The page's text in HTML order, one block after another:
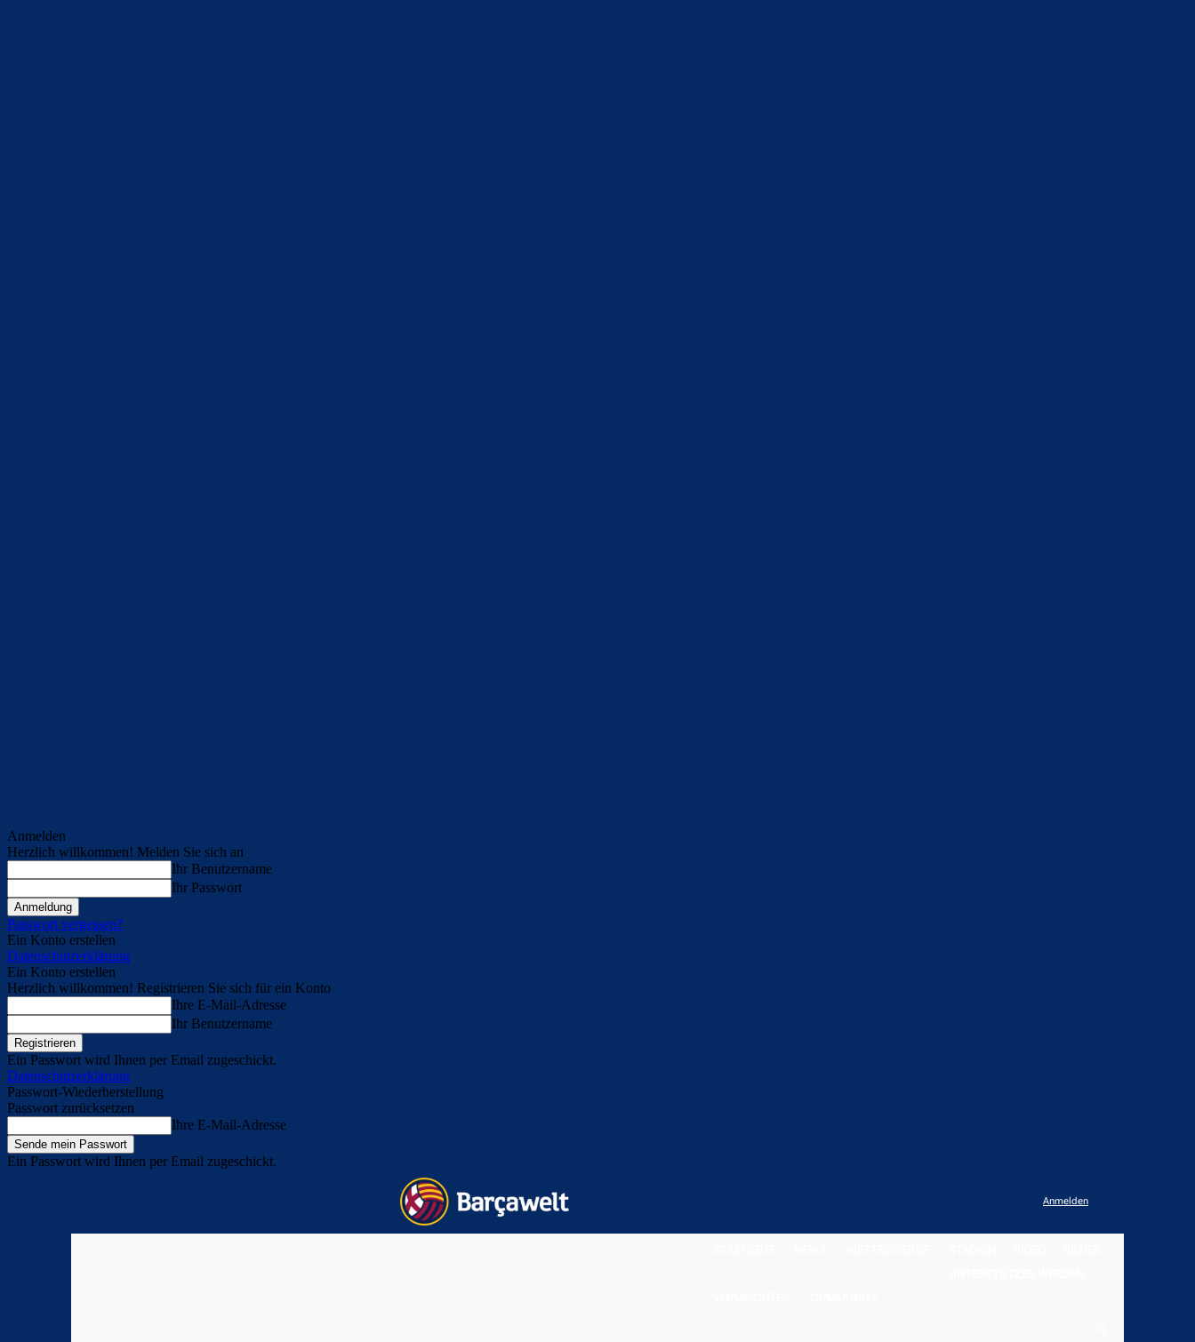
Anmelden
Herzlich willkommen! Melden Sie sich an
Ihr Benutzername
Ihr Passwort
Passwort vergessen?
Ein Konto erstellen
Datenschutzerklärung
Ein Konto erstellen
Herzlich willkommen! Registrieren Sie sich für ein Konto
Ihre E-Mail-Adresse
Ihr Benutzername
Ein Passwort wird Ihnen per Email zugeschickt.
Datenschutzerklärung
Passwort-Wiederherstellung
Passwort zurücksetzen
Ihre E-Mail-Adresse
Ein Passwort wird Ihnen per Email zugeschickt.
Anmelden